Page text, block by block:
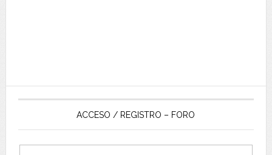
ACCESO / REGISTRO – FORO